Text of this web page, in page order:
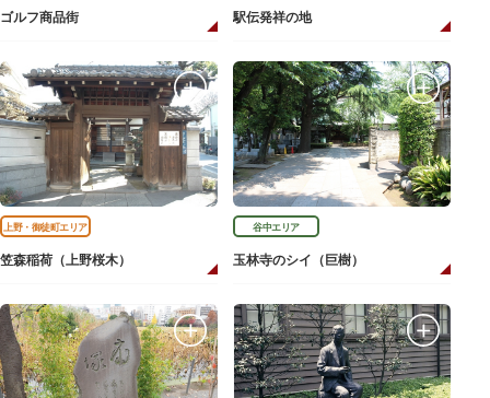
ゴルフ商品街 駅伝発祥の地
上野・御徒町エリア
笠森稲荷（上野桜木）
谷中エリア
玉林寺のシイ（巨樹）